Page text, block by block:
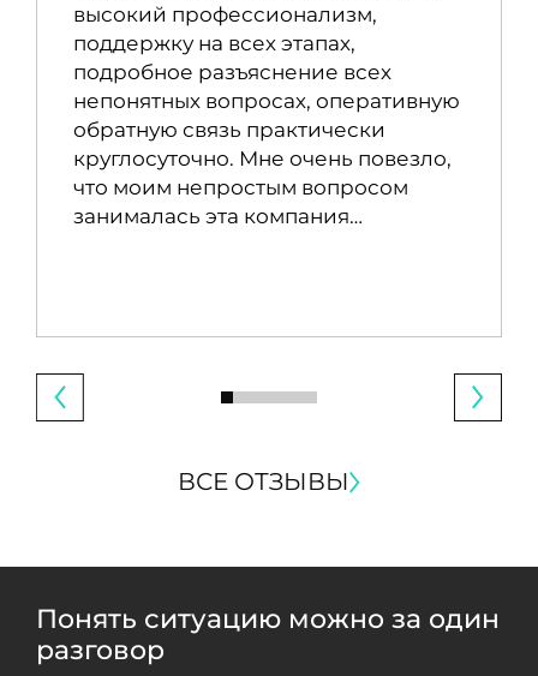
высокий профессионализм,
поддержку на всех этапах,
подробное разъяснение всех
непонятных вопросах, оперативную
обратную связь практически
круглосуточно. Мне очень повезло,
что моим непростым вопросом
занималась эта компания…
ВСЕ ОТЗЫВЫ
Понять ситуацию можно за один
разговор